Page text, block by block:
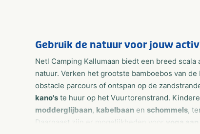
Gebruik de natuur voor jouw
Netl Camping Kallumaan biedt een breed
natuur. Verken het grootste bamboebos van
obstacle parcours of ontspan op de
kano's te huur op het Vuurtorenstrand.
modderglijbaan, kabelbaan en schommels,
Daarnaast zijn er mogelijkheden voor
yoga